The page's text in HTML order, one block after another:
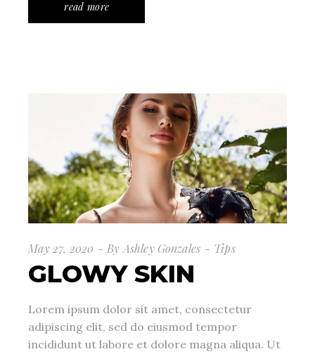
read more
May 27, 2020 By Ashley Gonzales Tips
GLOWY SKIN
Lorem ipsum dolor sit amet, consectetur
adipiscing elit, sed do eiusmod tempor
incididunt ut labore et dolore magna aliqua. Ut